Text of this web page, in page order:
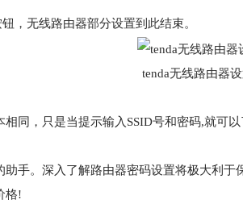
，无线路由器部分设置到此结束。
tenda无线路由器
同，只是当提示输入SSID号和密码,就可以
手。深入了解路由器密码设置将极大利于
格!